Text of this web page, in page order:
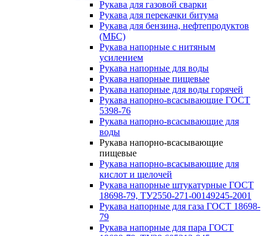
Рукава для газовой сварки
Рукава для перекачки битума
Рукава для бензина, нефтепродуктов
(МБС)
Рукава напорные с нитяным
усилением
Рукава напорные для воды
Рукава напорные пищевые
Рукава напорные для воды горячей
Рукава напорно-всасывающие ГОСТ
5398-76
Рукава напорно-всасывающие для
воды
Рукава напорно-всасывающие
пищевые
Рукава напорно-всасывающие для
кислот и щелочей
Рукава напорные штукатурные ГОСТ
18698-79, ТУ2550-271-00149245-2001
Рукава напорные для газа ГОСТ 18698-
79
Рукава напорные для пара ГОСТ